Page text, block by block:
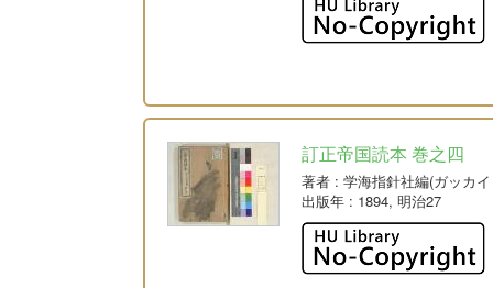
訂正帝国読本 巻之四
著者 : 学海指針社編(ガッカ
出版年 : 1894, 明治27